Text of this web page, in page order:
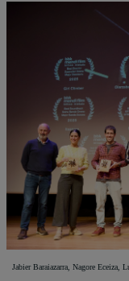
Jabier Baraiazarra, Nagore